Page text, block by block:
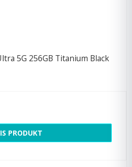
5G 256GB Titanium Black
PRODUKT